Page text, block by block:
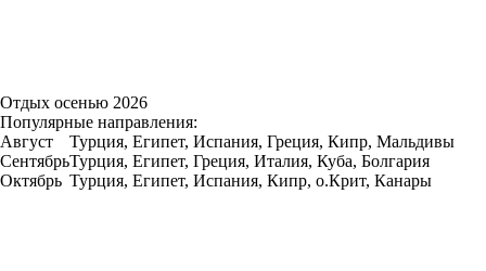
Отдых осенью 2026
Популярные направления:
Август
Турция, Египет, Испания, Греция, Кипр, Мальдивы
СентябрьТурция, Египет, Греция, Италия, Куба, Болгария
Октябрь Турция, Египет, Испания, Кипр, о.Крит, Канары